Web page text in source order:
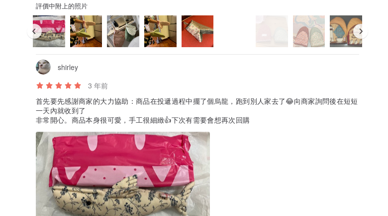
評價中附上的照片
shirley
3 年前
首先要先感謝商家的大力協助：商品在投遞過程中擺了個烏龍，跑到別人家去了😂向商家詢問後在短短
一天內就收到了
非常開心。商品本身很可愛，手工很細緻👍下次有需要會想再次回購